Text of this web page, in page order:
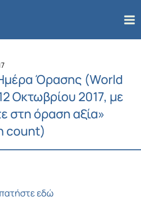
Όρασης (World
Οκτωβρίου 2017, με
στη όραση αξία»
count)
εδώ